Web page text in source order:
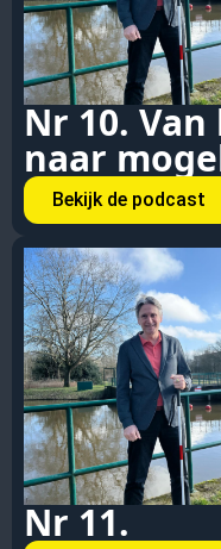
Nr 10.
naar
Bekijk de podcast
Nr 11.